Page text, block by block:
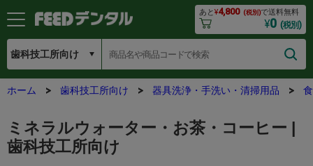
あと¥4,800 (税別)で送料無料
¥0 (税別)
ホーム 歯科技工所向け 器具洗浄・手洗い・清掃用品
ミネラルウォーター・お茶・コーヒー |
歯科技工所向け